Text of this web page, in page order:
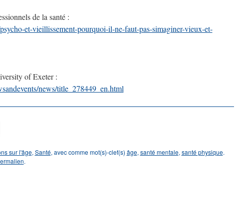
de la santé :
et-vieillissement-pourquoi-il-ne-faut-pas-simaginer-vieux-et-
of Exeter :
news/title_278449_en.html
sur l'âge, Santé, avec comme mot(s)-clef(s) âge, santé mentale, santé physique.
.